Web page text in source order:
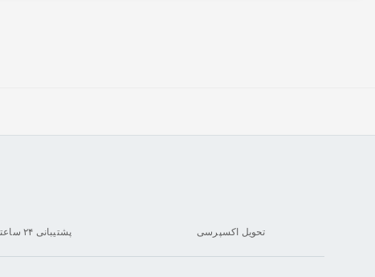
تحویل اکسپرسی پشتیبانی ۲۴ ساعته